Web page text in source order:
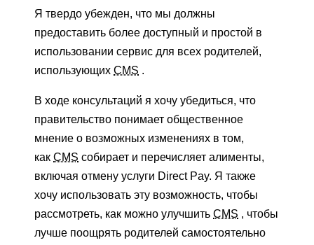
Я твердо убежден, что мы должны
предоставить более доступный и простой в
использовании сервис для всех родителей,
использующих CMS .
В ходе консультаций я хочу убедиться, что
правительство понимает общественное
мнение о возможных изменениях в том,
как CMS собирает и перечисляет алименты,
включая отмену услуги Direct Pay. Я также
хочу использовать эту возможность, чтобы
рассмотреть, как можно улучшить CMS , чтобы
лучше поощрять родителей самостоятельно